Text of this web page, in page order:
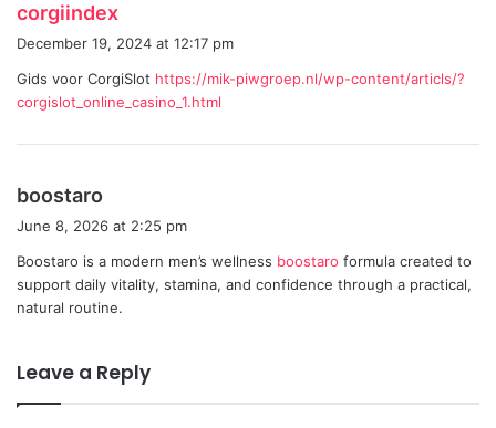
corgiindex
s
:
December 19, 2024 at 12:17 pm
Gids voor CorgiSlot https://mik-piwgroep.nl/wp-content/articls/?
corgislot_online_casino_1.html
boostaro
s
:
June 8, 2026 at 2:25 pm
Boostaro is a modern men’s wellness boostaro formula created to
support daily vitality, stamina, and confidence through a practical,
natural routine.
Leave a Reply